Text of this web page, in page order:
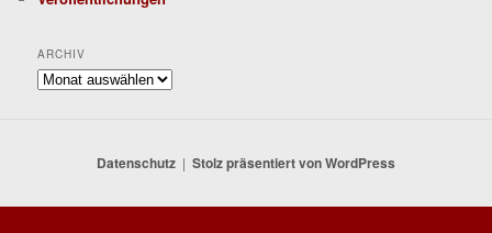
ARCHIV
Archiv
Datenschutz Stolz präsentiert von WordPress